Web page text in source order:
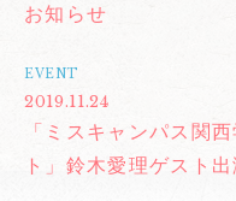
お知らせ
EVENT
2019.11.24
「ミスキャンパス関
ト」鈴木愛理ゲスト出